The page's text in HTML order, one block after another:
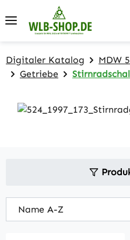
Zum Hauptinhalt springen
Digitaler Katalog
MDW
Getriebe